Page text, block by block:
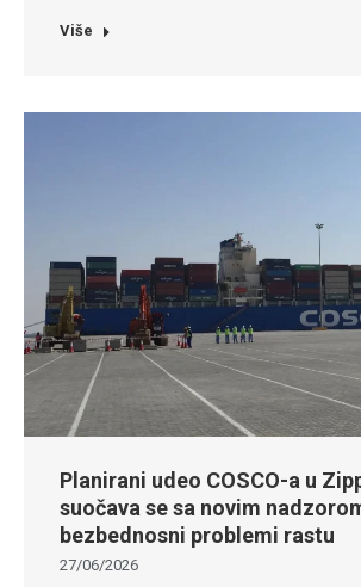
Više
Planirani udeo COSCO-a u
suočava se sa novim
bezbednosni problemi rastu
27/06/2026